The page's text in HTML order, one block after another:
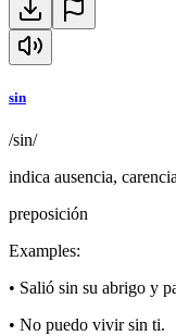
sin
/sin/
indica ausencia,
preposición
Examples:
• Salió sin su abrigo y
• No puedo vivir sin ti.